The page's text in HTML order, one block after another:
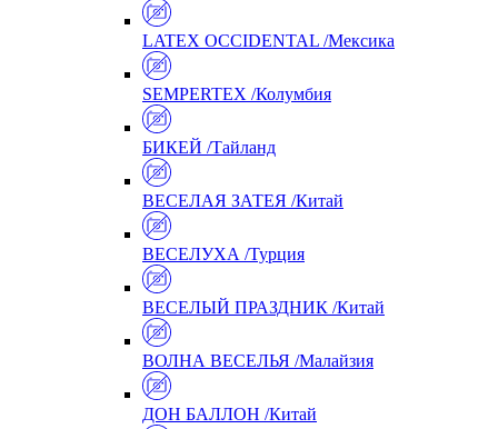
LATEX OCCIDENTAL /Мексика
SEMPERTEX /Колумбия
БИКЕЙ /Тайланд
ВЕСЕЛАЯ ЗАТЕЯ /Китай
ВЕСЕЛУХА /Турция
ВЕСЕЛЫЙ ПРАЗДНИК /Китай
ВОЛНА ВЕСЕЛЬЯ /Малайзия
ДОН БАЛЛОН /Китай